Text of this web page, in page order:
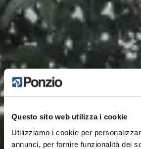
Questo sito web utilizza i cookie
Utilizziamo i cookie per
annunci, per fornire funzionalità dei